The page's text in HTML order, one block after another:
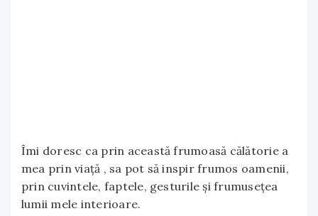
Îmi doresc ca prin această frumoasă călătorie a
mea prin viață , sa pot să inspir frumos oamenii,
prin cuvintele, faptele, gesturile și frumusețea
lumii mele interioare.